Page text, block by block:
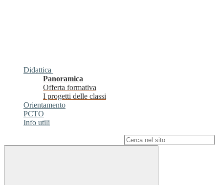
Didattica
Panoramica
Offerta formativa
I progetti delle classi
Orientamento
PCTO
Info utili